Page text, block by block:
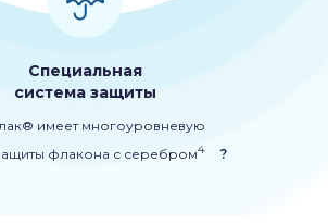
Специальная
система защиты
имеет многоуровневую
флакона с серебром4 ?